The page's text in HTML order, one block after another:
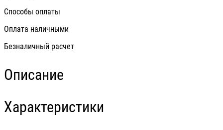
Способы оплаты
Оплата наличными
Безналичный расчет
Описание
Характеристики